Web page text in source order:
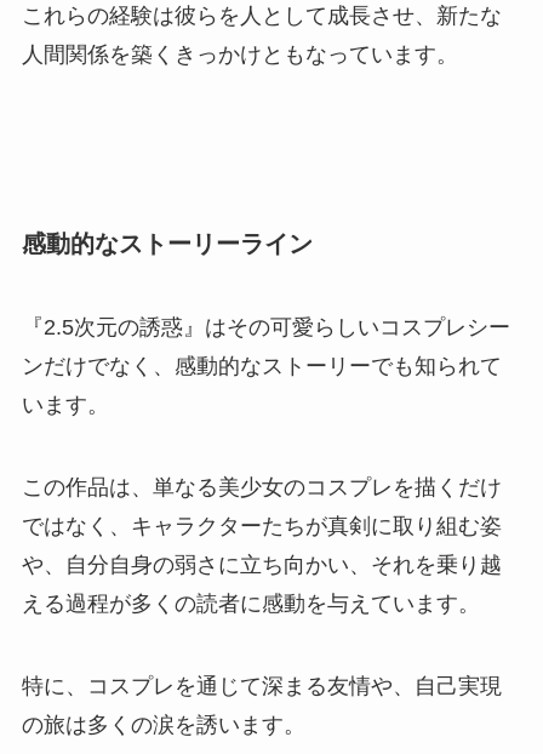
これらの経験は彼らを人として成長させ、新たな
人間関係を築くきっかけともなっています。
感動的なストーリーライン
『2.5次元の誘惑』はその可愛らしいコスプレシー
ンだけでなく、感動的なストーリーでも知られて
います。
この作品は、単なる美少女のコスプレを描くだけ
ではなく、キャラクターたちが真剣に取り組む姿
や、自分自身の弱さに立ち向かい、それを乗り越
える過程が多くの読者に感動を与えています。
特に、コスプレを通じて深まる友情や、自己実現
の旅は多くの涙を誘います。